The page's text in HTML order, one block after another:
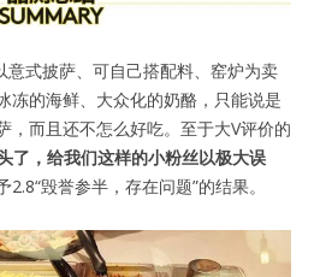
意式披萨、可自己搭配料、窑炉为卖
冻的海鲜、大众化的奶酪，只能说是
，而且还不怎么好吃。至于大V评价的
了，给我们这样的小粉丝以极大误
毁誉参半，存在问题”的结果。